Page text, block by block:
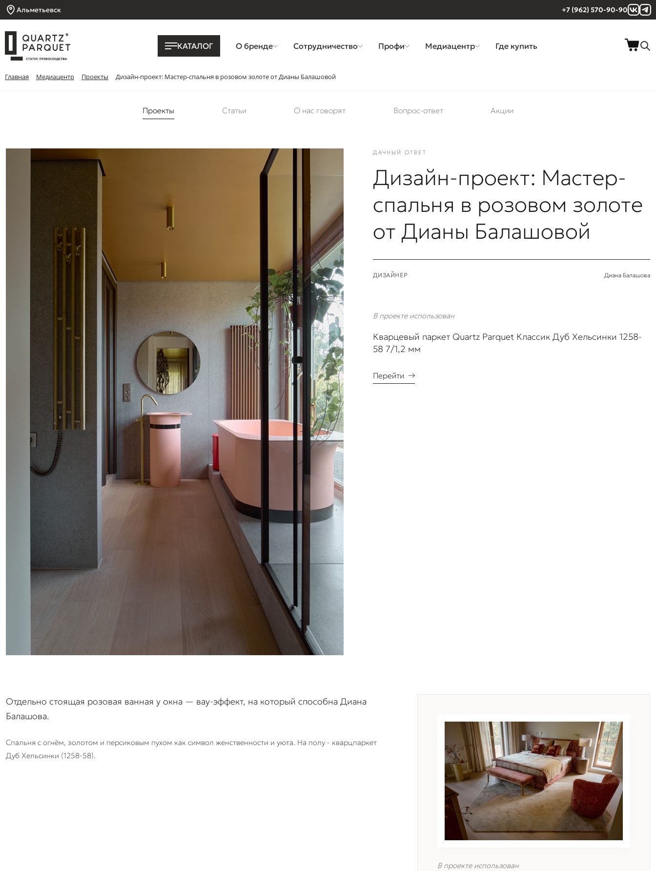
Альметьевск +7 (962) 570-90-90
КАТАЛОГ О бренде Сотрудничество Профи Медиацентр Где купить
Главная Медиацентр Проекты Дизайн-проект: Мастер-спальня в розовом золоте от Дианы Балашовой
Проекты Статьи О нас говорят Вопрос-ответ Акции
ДАЧНЫЙ ОТВЕТ
Дизайн-проект: Мастер-
спальня в розовом золоте
от Дианы Балашовой
ДИЗАЙНЕР Диана Балашова
В проекте использован
Кварцевый паркет Quartz Parquet Классик Дуб Хельсинки 1258-
58 7/1,2 мм
Перейти →
Отдельно стоящая розовая ванная у окна — вау-эффект, на который способна Диана
Балашова.
Спальня с огнём, золотом и персиковым пухом как символ женственности и уюта. На полу - кварцпаркет
Дуб Хельсинки (1258-58).
В проекте использован